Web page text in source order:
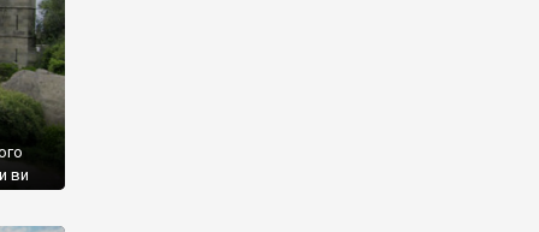
ви